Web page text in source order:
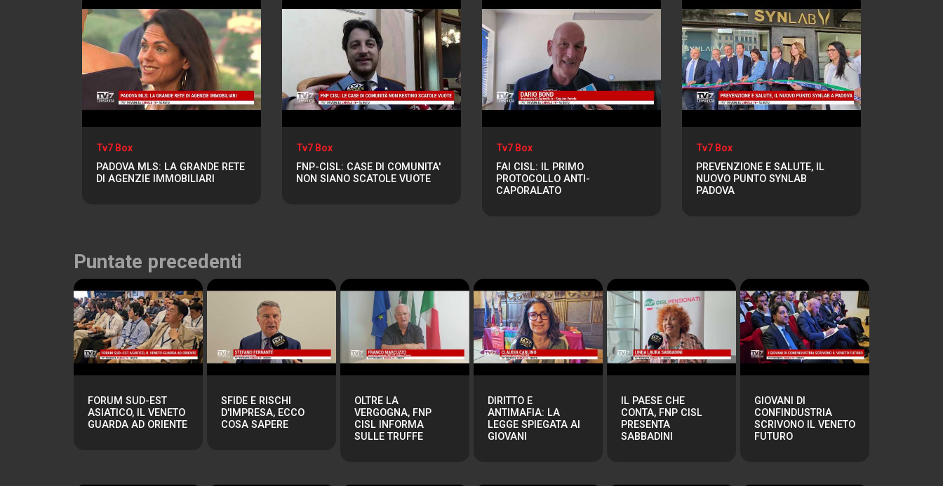
Tv7 Box
PADOVA MLS: LA GRANDE RETE
DI AGENZIE IMMOBILIARI
Tv7 Box
FNP-CISL: CASE DI COMUNITA'
NON SIANO SCATOLE VUOTE
Tv7 Box
FAI CISL: IL PRIMO
PROTOCOLLO ANTI-
CAPORALATO
Tv7 Box
PREVENZIONE E SALUTE, IL
NUOVO PUNTO SYNLAB
PADOVA
Puntate precedenti
FORUM SUD-EST
ASIATICO, IL VENETO
GUARDA AD ORIENTE
SFIDE E RISCHI
D'IMPRESA, ECCO
COSA SAPERE
OLTRE LA
VERGOGNA, FNP
CISL INFORMA
SULLE TRUFFE
DIRITTO E
ANTIMAFIA: LA
LEGGE SPIEGATA AI
GIOVANI
IL PAESE CHE
CONTA, FNP CISL
PRESENTA
SABBADINI
GIOVANI DI
CONFINDUSTRIA
SCRIVONO IL VENETO
FUTURO